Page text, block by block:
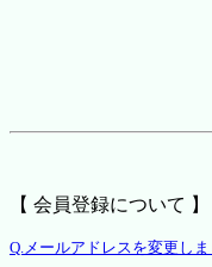
【 会員登録について 】
Q.メールアドレスを変更しま